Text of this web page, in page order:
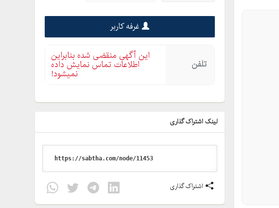
غرفه کاربر
تلفن
این آگهی منقضی شده بنابراین
اطلاعات تماس نمایش داده
نمیشود!
لینک اشتراک گذاری
اشتراک گذاری